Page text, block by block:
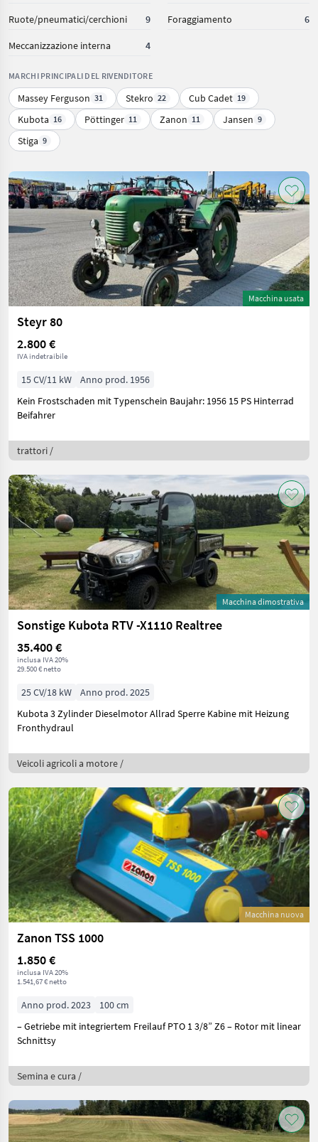
Ruote/pneumatici/cerchioni 9 Foraggiamento 6
Meccanizzazione interna 4
MARCHI PRINCIPALI DEL RIVENDITORE
Massey Ferguson 31 Stekro 22 Cub Cadet 19
Kubota 16 Pöttinger 11 Zanon 11 Jansen 9
Stiga 9
Macchina usata
Steyr 80
2.800 €
IVA indetraibile
15 CV/11 kW
Anno prod. 1956
Kein Frostschaden mit Typenschein Baujahr: 1956 15 PS Hinterrad
Beifahrer
trattori /
Macchina dimostrativa
Sonstige Kubota RTV -X1110 Realtree
35.400 €
inclusa IVA 20%
29.500 € netto
25 CV/18 kW
Anno prod. 2025
Kubota 3 Zylinder Dieselmotor Allrad Sperre Kabine mit Heizung
Fronthydraul
Veicoli agricoli a motore /
Macchina nuova
Zanon TSS 1000
1.850 €
inclusa IVA 20%
1.541,67 € netto
Anno prod. 2023
100 cm
– Getriebe mit integriertem Freilauf PTO 1 3/8” Z6 – Rotor mit linear
Schnittsy
Semina e cura /